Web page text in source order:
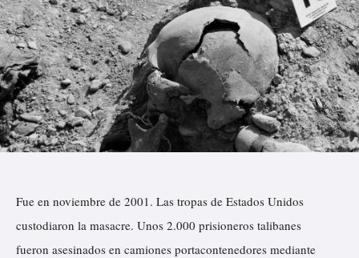
Fue en noviembre de 2001. Las tropas de Estados Unidos
custodiaron la masacre. Unos 2.000 prisioneros talibanes
fueron asesinados en camiones portacontenedores mediante